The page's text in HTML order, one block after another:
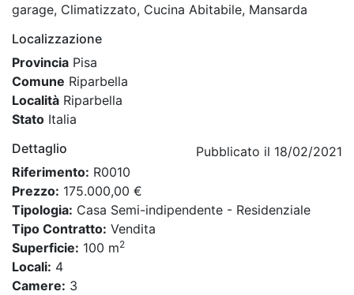
garage, Climatizzato, Cucina Abitabile, Mansarda
Localizzazione
Provincia Pisa
Comune Riparbella
Località Riparbella
Stato Italia
Dettaglio
Pubblicato il 18/02/2021
Riferimento: R0010
Prezzo: 175.000,00 €
Tipologia: Casa Semi-indipendente - Residenziale
Tipo Contratto: Vendita
Superficie: 100 m2
Locali: 4
Camere: 3